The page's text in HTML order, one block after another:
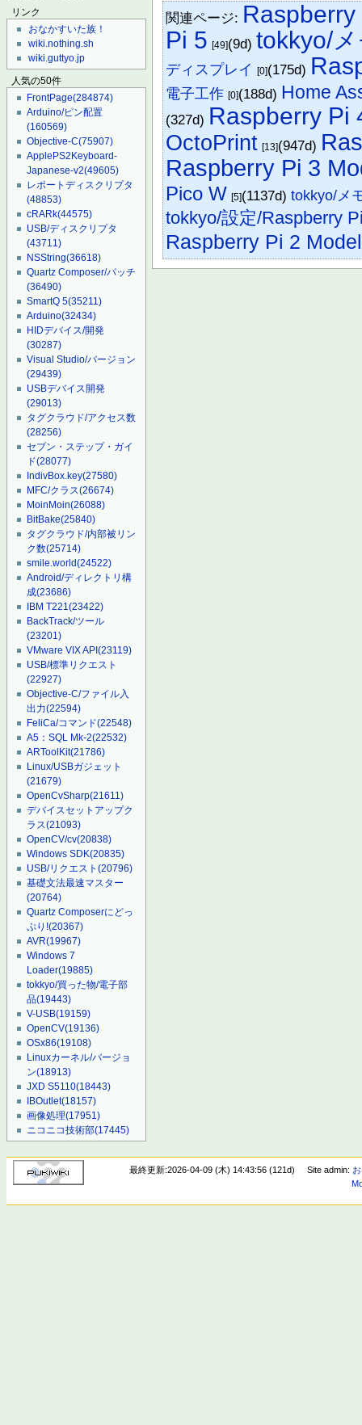
リンク
おなかすいた族！
wiki.nothing.sh
wiki.guttyo.jp
人気の50件
FrontPage(284874)
Arduino/ピン配置
(160569)
Objective-C(75907)
ApplePS2Keyboard-
Japanese-v2(49605)
レポートディスクリプタ
(48853)
cRARk(44575)
USB/ディスクリプタ
(43711)
NSString(36618)
Quartz Composer/パッチ
(36490)
SmartQ 5(35211)
Arduino(32434)
HIDデバイス/開発
(30287)
Visual Studio/バージョン
(29439)
USBデバイス開発
(29013)
タグクラウド/アクセス数
(28256)
セブン・ステップ・ガイ
ド(28077)
IndivBox.key(27580)
MFC/クラス(26674)
MoinMoin(26088)
BitBake(25840)
タグクラウド/内部被リン
ク数(25714)
smile.world(24522)
Android/ディレクトリ構
成(23686)
IBM T221(23422)
BackTrack/ツール
(23201)
VMware VIX API(23119)
USB/標準リクエスト
(22927)
Objective-C/ファイル入
出力(22594)
FeliCa/コマンド(22548)
A5：SQL Mk-2(22532)
ARToolKit(21786)
Linux/USBガジェット
(21679)
OpenCvSharp(21611)
デバイスセットアップク
ラス(21093)
OpenCV/cv(20838)
Windows SDK(20835)
USB/リクエスト(20796)
基礎文法最速マスター
(20764)
Quartz Composerにどっ
ぷり!(20367)
AVR(19967)
Windows 7
Loader(19885)
tokkyo/買った物/電子部
品(19443)
V-USB(19159)
OpenCV(19136)
OSx86(19108)
Linuxカーネル/バージョ
ン(18913)
JXD S5110(18443)
IBOutlet(18157)
画像処理(17951)
ニコニコ技術部(17445)
関連ページ:
Pi 5 [49](9d) tokkyo/
ディスプレイ [0](175d)
電子工作 [0](188d) Home
(327d) Raspberry Pi
OctoPrint [13](947d)
Raspberry Pi 3
Pico W [5](1137d)tokkyo/メ
tokkyo/設定/Raspberry
Raspberry Pi 2
最終更新:2026-04-09 (木) 14:43:56 (121d) Site admin: